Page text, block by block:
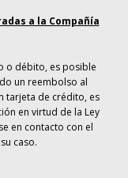
a la Compañía
o débito, es posible
un reembolso al
tarjeta de crédito, es
en virtud de la Ley
en contacto con el
caso.